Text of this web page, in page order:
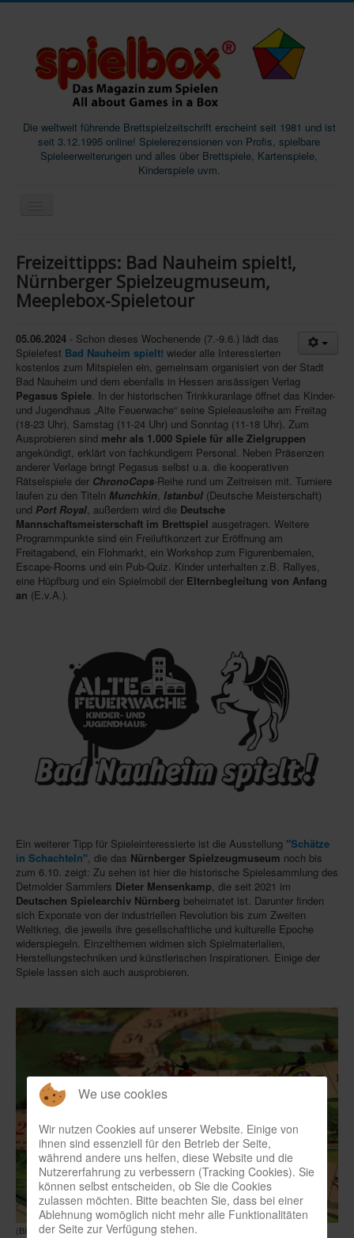
Die weltweit führende Brettspielzeitschrift erscheint seit 1981 und ist
seit 3.12.1995 online! Spielerezensionen von Profis, spielbare
Spieleerweiterungen und alles über Brettspiele, Kartenspiele,
Kinderspiele uvm.
Magazine
Abos/Subscriptions
SpieleMag
Infos
Shop
Download spielbox Special 2025
Newsletter
Spieledatenbank
Premium login
Neuheiten-New Games
Köpfe-Heads
Preise-Awards
Crowdfunding
Veranstaltungen-Events
In eigener Sache-On our own behalf
Archivierte Meldungen-News archive
Freizeittipps: Bad Nauheim spielt!,
Nürnberger Spielzeugmuseum,
Meeplebox-Spieletour
05.06.2024 - Schon dieses Wochenende (7.-9.6.) lädt das
Spielefest Bad Nauheim spielt! wieder alle Interessierten
kostenlos zum Mitspielen ein, gemeinsam organisiert von der Stadt
Bad Nauheim und dem ebenfalls in Hessen ansässigen Verlag
Pegasus Spiele. In der historischen Trinkkuranlage öffnet das Kinder-
und Jugendhaus „Alte Feuerwache“ seine Spieleausleihe am Freitag
(18-23 Uhr), Samstag (11-24 Uhr) und Sonntag (11-18 Uhr). Zum
Ausprobieren sind mehr als 1.000 Spiele für alle Zielgruppen
angekündigt, erklärt von fachkundigem Personal. Neben Präsenzen
anderer Verlage bringt Pegasus selbst u.a. die kooperativen
Rätselspiele der ChronoCops-Reihe rund um Zeitreisen mit. Turniere
laufen zu den Titeln Munchkin, Istanbul (Deutsche Meisterschaft)
und Port Royal, außerdem wird die Deutsche
Mannschaftsmeisterschaft im Brettspiel ausgetragen. Weitere
Programmpunkte sind ein Freiluftkonzert zur Eröffnung am
Freitagabend, ein Flohmarkt, ein Workshop zum Figurenbemalen,
Escape-Rooms und ein Pub-Quiz. Kinder unterhalten z.B. Rallyes,
eine Hüpfburg und ein Spielmobil der Elternbegleitung von Anfang
an (E.v.A.).
Ein weiterer Tipp für Spieleinteressierte ist die Ausstellung "Schätze
in Schachteln", die das Nürnberger Spielzeugmuseum noch bis
zum 6.10. zeigt: Zu sehen ist hier die historische Spielesammlung des
Detmolder Sammlers Dieter Mensenkamp, die seit 2021 im
Deutschen Spielearchiv Nürnberg beheimatet ist. Darunter finden
sich Exponate von der industriellen Revolution bis zum Zweiten
Weltkrieg, die jeweils ihre gesellschaftliche und kulturelle Epoche
widerspiegeln. Einzelthemen widmen sich Spielmaterialien,
Herstellungstechniken und künstlerischen Inspirationen. Einige der
Spiele lassen sich auch ausprobieren.
(Bild: Spielzeugmuseum Nürnberg)
We use cookies
Wir nutzen Cookies auf unserer Website. Einige von
ihnen sind essenziell für den Betrieb der Seite,
während andere uns helfen, diese Website und die
Nutzererfahrung zu verbessern (Tracking Cookies). Sie
können selbst entscheiden, ob Sie die Cookies
zulassen möchten. Bitte beachten Sie, dass bei einer
Ablehnung womöglich nicht mehr alle Funktionalitäten
der Seite zur Verfügung stehen.